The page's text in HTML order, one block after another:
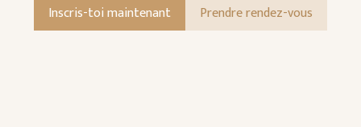
Inscris-toi maintenant Prendre rendez-vous